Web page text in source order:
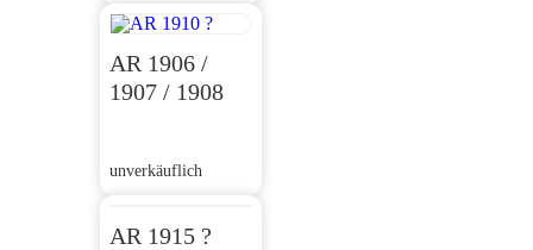
AR 1906 /
1907 / 1908
unverkäuflich
AR 1915 ?